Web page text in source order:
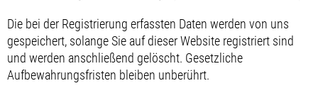
Die bei der Registrierung erfassten Daten werden von uns
gespeichert, solange Sie auf dieser Website registriert sind
und werden anschließend gelöscht. Gesetzliche
Aufbewahrungsfristen bleiben unberührt.